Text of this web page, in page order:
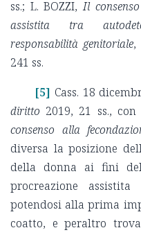
ss.; L. BOZZI,Il
assistita tra
responsabilità genitoriale
241 ss.
[5] Cass. 18
diritto 2019, 21 ss.,
consenso alla
diversa la posizione
della donna ai fini
procreazione
potendosi alla prima
coatto, e peraltro